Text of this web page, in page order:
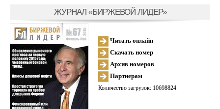
ЖУРНАЛ «БИРЖЕВОЙ ЛИДЕР»
Читать онлайн
Скачать номер
Архив номеров
Партнерам
Количество загрузок: 10698824